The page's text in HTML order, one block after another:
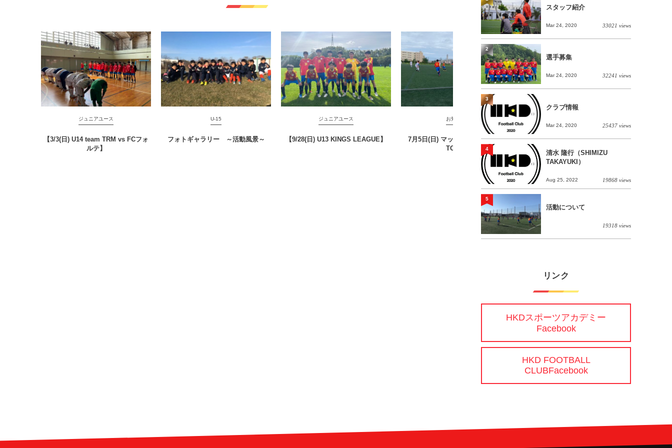
ジュニアユース
【3/3(日) U14 team TRM vs FCフォ
ルテ】
U-15
フォトギャラリー ～活動風景～
ジュニアユース
【9/28(日) U13 KINGS LEAGUE】
お知らせ
7月5日(日) マッチレポート【U15
TOP】
【1/20(土) U14 B team TRM vs FCフ
ォルテ】
スタッフ紹介
Mar 24, 2020 33021 views
選手募集
Mar 24, 2020 32241 views
2
クラブ情報
Mar 24, 2020 25437 views
3
清水 隆行（SHIMIZU
TAKAYUKI）
Aug 25, 2022 19868 views
4
活動について
19318 views
5
リンク
HKDスポーツアカデミー
Facebook
HKD FOOTBALL
CLUBFacebook